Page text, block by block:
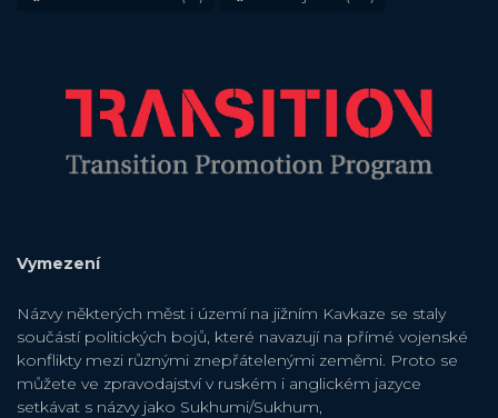
Vymezení
Názvy některých měst i území na jižním Kavkaze se staly
součástí politických bojů, které navazují na přímé vojenské
konflikty mezi různými znepřátelenými zeměmi. Proto se
můžete ve zpravodajství v ruském i anglickém jazyce
setkávat s názvy jako Sukhumi/Sukhum,